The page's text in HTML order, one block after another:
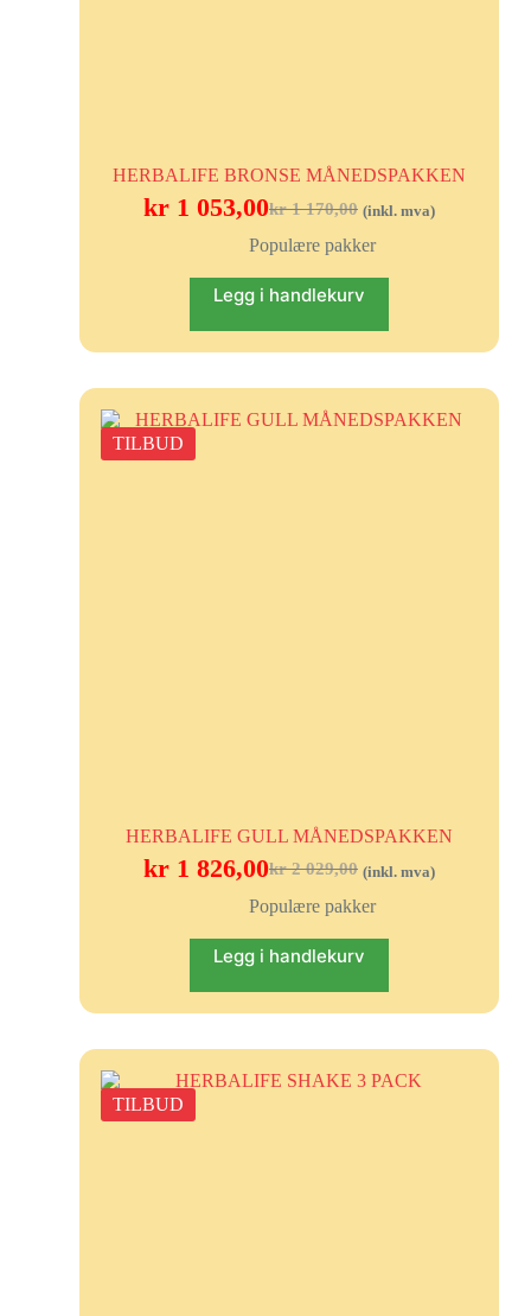
HERBALIFE BRONSE MÅNEDSPAKKEN
kr1 170,00
kr1 053,00 (inkl. mva)
Populære pakker
Legg i handlekurv
TILBUD
HERBALIFE GULL MÅNEDSPAKKEN
kr2 029,00
kr1 826,00 (inkl. mva)
Populære pakker
Legg i handlekurv
TILBUD